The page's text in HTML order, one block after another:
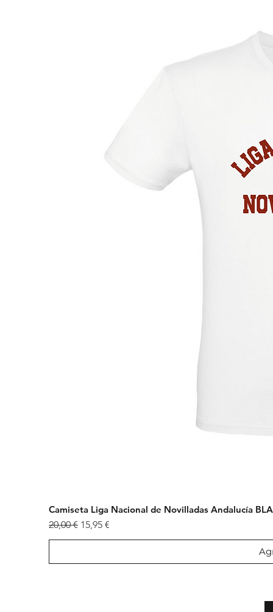
Camiseta Liga Nacional de Novilladas Andalucía
Precio
20,00 € Precio de oferta
15,95 €